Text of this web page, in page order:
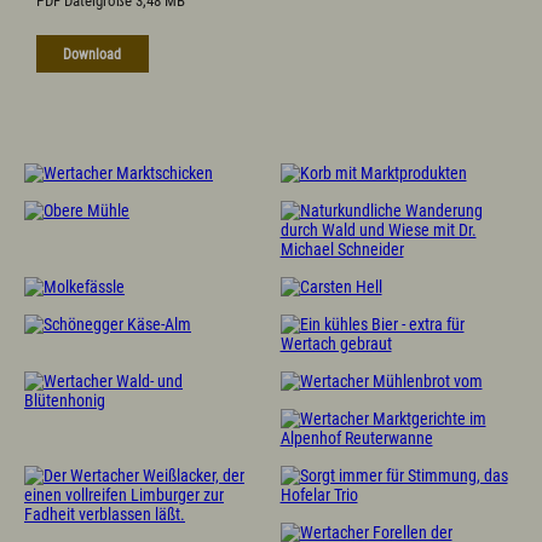
Prospekte
Newsletter
A-Z
Partnerlinks
Wetter
Wintersportbericht
Prospekte
Kontakt E-Mail
Download